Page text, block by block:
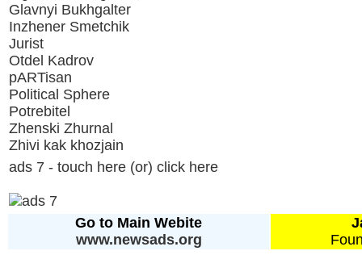
Glavnyi Bukhgalter
Inzhener Smetchik
Jurist
Otdel Kadrov
pARTisan
Political Sphere
Potrebitel
Zhenski Zhurnal
Zhivi kak khozjain
ads 7 - touch here (or) click here
Go to Main Webite
www.newsads.org